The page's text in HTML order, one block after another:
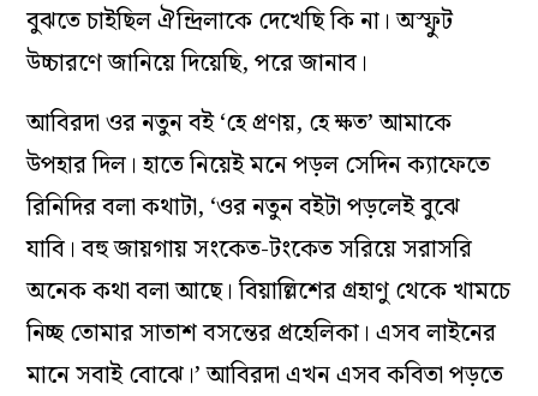
বুঝতে চাইছিল ঐন্দ্রিলাকে দেখেছি কি না। অস্ফুট
উচ্চারণে জানিয়ে দিয়েছি, পরে জানাব।
আবিরদা ওর নতুন বই ‘হে প্রণয়, হে ক্ষত’ আমাকে
উপহার দিল। হাতে নিয়েই মনে পড়ল সেদিন ক্যাফেতে
রিনিদির বলা কথাটা, ‘ওর নতুন বইটা পড়লেই বুঝে
যাবি। বহু জায়গায় সংকেত-টংকেত সরিয়ে সরাসরি
অনেক কথা বলা আছে। বিয়াল্লিশের গ্রহাণু থেকে খামচে
নিচ্ছ তোমার সাতাশ বসন্তের প্রহেলিকা। এসব লাইনের
মানে সবাই বোঝে।’ আবিরদা এখন এসব কবিতা পড়তে